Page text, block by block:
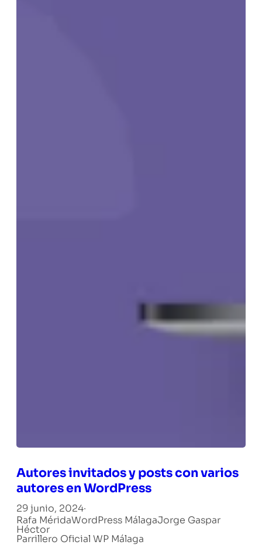
Autores invitados y posts con varios
autores en WordPress
29 junio, 2024·
Rafa MéridaWordPress MálagaJorge Gaspar
Héctor
Parrillero Oficial WP Málaga